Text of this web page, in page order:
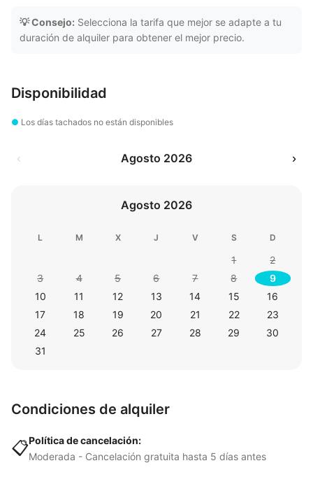
💡 Consejo: Selecciona la tarifa que mejor se adapte a tu
duración de alquiler para obtener el mejor precio.
Disponibilidad
● Los días tachados no están disponibles
‹ Agosto 2026 ›
Agosto 2026
L M X J V S D
1
2
3
4 5 6 7 8
9
10
11 12 13 14 15
16
17
18 19 20 21 22
23
24
25 26 27 28 29
30
31
Condiciones de alquiler
📋Política de cancelación:
Moderada - Cancelación gratuita hasta 5 días antes